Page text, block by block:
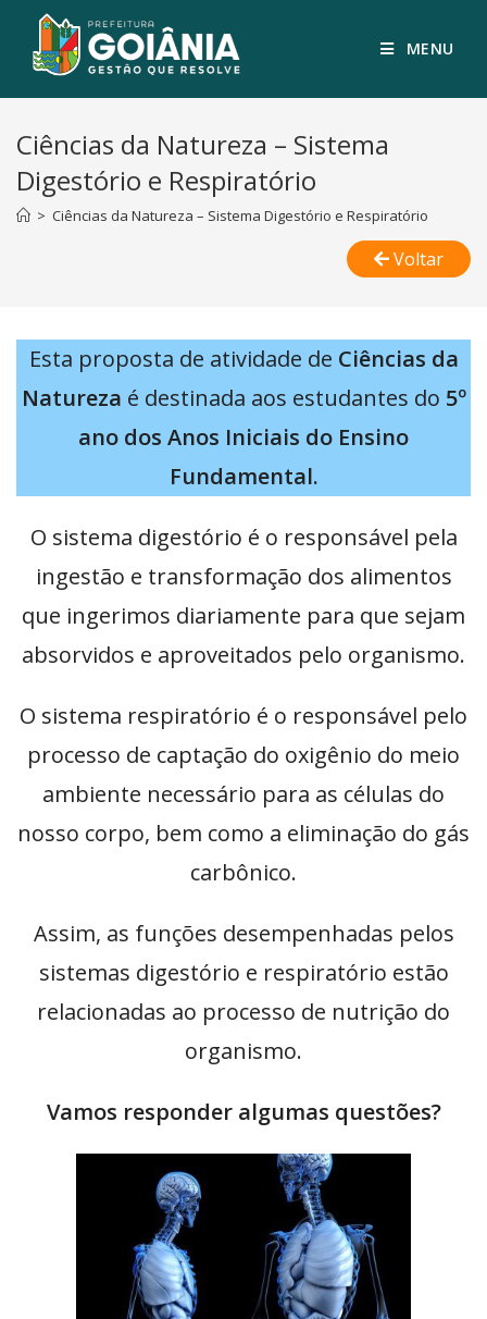
MENU
Ciências da Natureza – Sistema
Digestório e Respiratório
> Ciências da Natureza – Sistema Digestório e Respiratório
Voltar
Esta proposta de atividade de Ciências da
Natureza é destinada aos estudantes do 5º
ano dos Anos Iniciais do Ensino
Fundamental.
O sistema digestório é o responsável pela
ingestão e transformação dos alimentos
que ingerimos diariamente para que sejam
absorvidos e aproveitados pelo organismo.
O sistema respiratório é o responsável pelo
processo de captação do oxigênio do meio
ambiente necessário para as células do
nosso corpo, bem como a eliminação do gás
carbônico.
Assim, as funções desempenhadas pelos
sistemas digestório e respiratório estão
relacionadas ao processo de nutrição do
organismo.
Vamos responder algumas questões?